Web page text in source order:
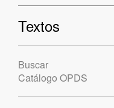
Textos
Buscar
Catálogo OPDS